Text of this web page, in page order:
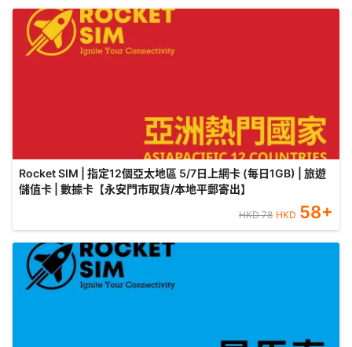
Rocket SIM | 指定12個亞太地區 5/7日上網卡 (每日1GB) | 旅遊
儲值卡 | 數據卡【永安門市取貨/本地平郵寄出】
HKD78 HKD 58+